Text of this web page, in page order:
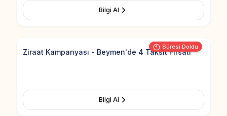
Bilgi Al
Süresi Doldu
Add to
Ziraat Kampanyası - Beymen'de 4 Taksit Fırsatı
Bilgi Al
Add to